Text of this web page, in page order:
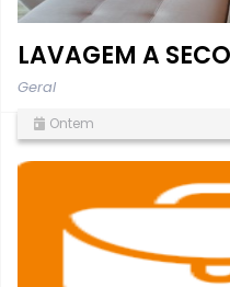
LAVAGEM A
Geral
Ontem